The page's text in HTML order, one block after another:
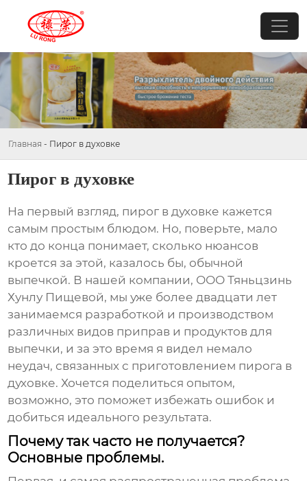
Главная - Пирог в духовке
Пирог в духовке
На первый взгляд, пирог в духовке кажется
самым простым блюдом. Но, поверьте, мало
кто до конца понимает, сколько нюансов
кроется за этой, казалось бы, обычной
выпечкой. В нашей компании, ООО Тяньцзинь
Хунлу Пищевой, мы уже более двадцати лет
занимаемся разработкой и производством
различных видов приправ и продуктов для
выпечки, и за это время я видел немало
неудач, связанных с приготовлением пирога в
духовке. Хочется поделиться опытом,
возможно, это поможет избежать ошибок и
добиться идеального результата.
Почему так часто не получается?
Основные проблемы.